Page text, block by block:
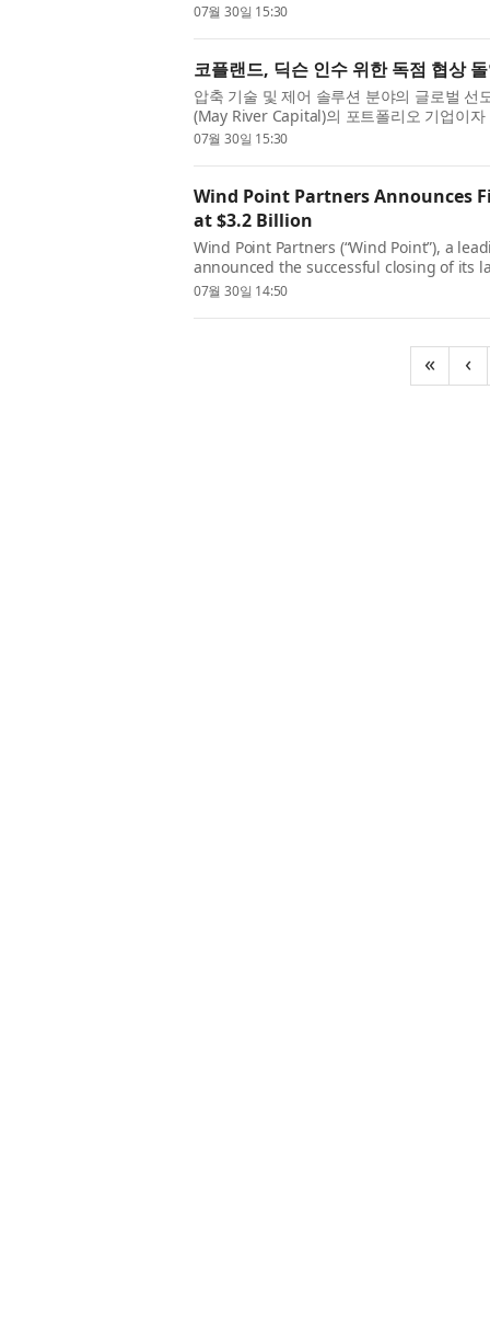
portfolio company of May River Capital
07월 30일 15:30
코플랜드, 딕슨 인수 위한 독점 협상
압축 기술 및 제어 솔루션 분야의 글로벌
(May River Capital)의 포트폴리오 기업이
위한 환경 모니터링 및 클라우드 네...
07월 30일 15:30
Wind Point Partners Announces
at $3.2 Billion
Wind Point Partners (“Wind Point”), a
announced the successful closing of its
the “Fund”). Fund XI was overs...
07월 30일 14:50
« ‹